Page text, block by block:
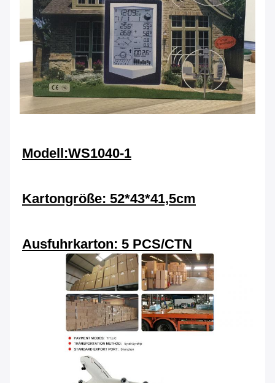
Modell:WS1040-1
Kartongröße: 52*43*41,5cm
Ausfuhrkarton: 5 PCS/CTN